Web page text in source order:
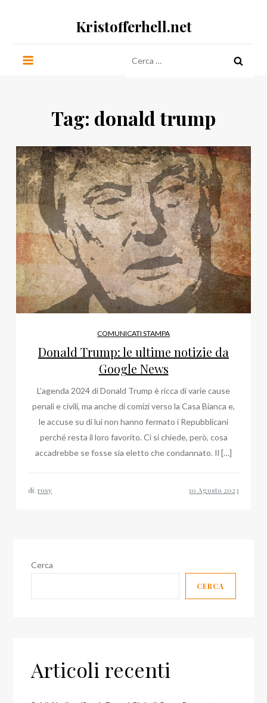
Kristofferhell.net
per:
Tag: donald trump
COMUNICATI STAMPA
Donald Trump: le ultime notizie da
Google News
L’agenda 2024 di Donald Trump è ricca di varie cause
penali e civili, ma anche di comizi verso la Casa Bianca e,
le accuse su di lui non hanno fermato i Repubblicani
perché resta il loro favorito. Ci si chiede, però, cosa
accadrebbe se fosse sia eletto che condannato. Il […]
di:rosy
Cerca
CERCA
Articoli recenti